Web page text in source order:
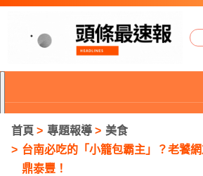
首頁 專題報導
美食
台南必吃的「小籠包霸主」？老饕
鼎泰豐！